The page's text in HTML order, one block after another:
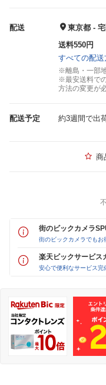
配送
東京都 -
送料550円
すべての配
※離島・一部
※最安送料で
方法の変更が
配送予定 約3週間で出
商
街のビックカメラ
街のビックカメラでもお
楽天ビックサービス
安心で便利なサービス完